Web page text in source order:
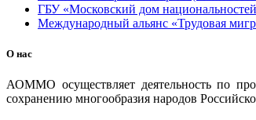
ГБУ «Московский дом
Международный альянс «Трудовая
О нас
АОММО осуществляет деятельность по
сохранению многообразия народов